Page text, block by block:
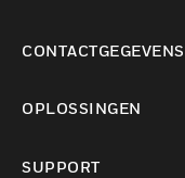
CONTACTGEGEVENS
OPLOSSINGEN
SUPPORT